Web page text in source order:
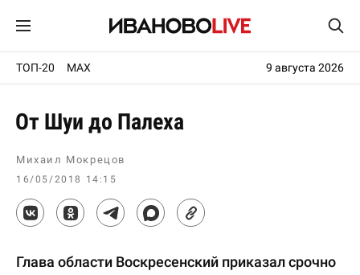
ТОП-20 MAX 9 августа 2026
От Шуи до Палеха
Михаил Мокрецов
16/05/2018 14:15
Глава области Воскресенский приказал срочно